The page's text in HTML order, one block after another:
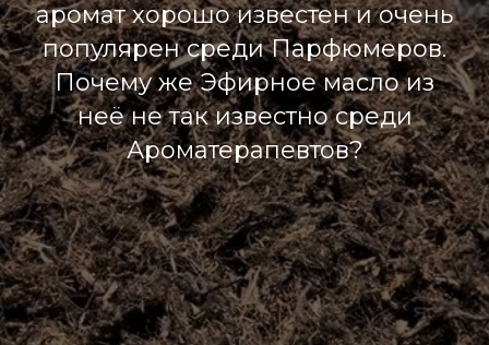
аромат хорошо известен и очень
популярен среди Парфюмеров.
Почему же Эфирное масло из
неё не так известно среди
Ароматерапевтов?